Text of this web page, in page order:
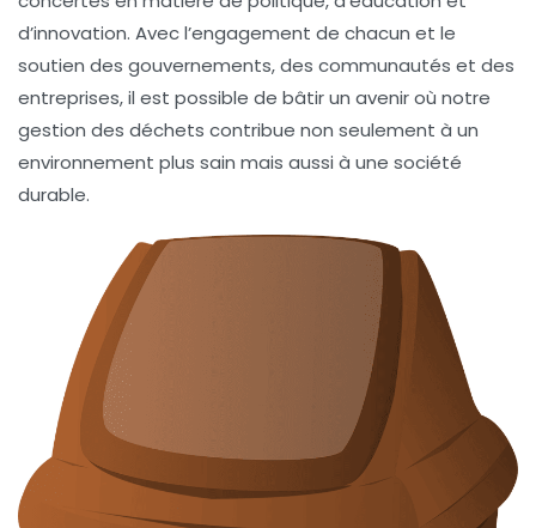
d’innovation. Avec l’engagement de chacun et le
soutien des gouvernements, des communautés et des
entreprises, il est possible de bâtir un avenir où notre
gestion des déchets contribue non seulement à un
environnement plus sain mais aussi à une société
durable.